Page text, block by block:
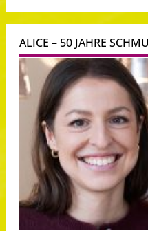
ALICE – 50 JAHRE